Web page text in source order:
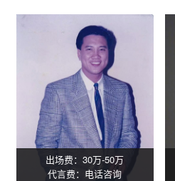
出场费：30万-50万
代言费：电话咨询